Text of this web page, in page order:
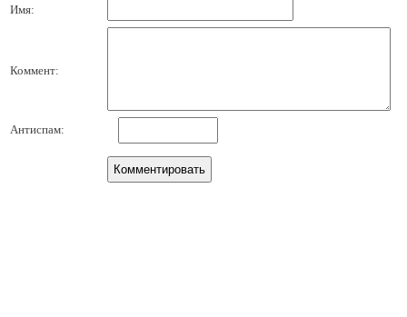
Имя:
Коммент:
Антиспам: